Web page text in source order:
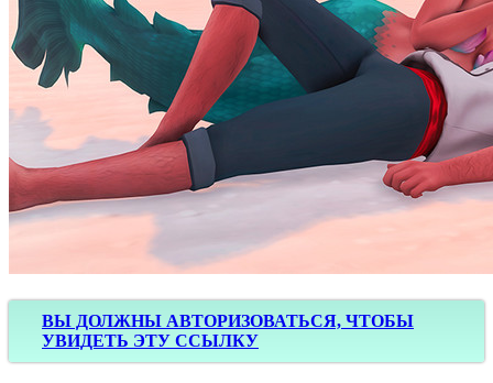
ВЫ ДОЛЖНЫ АВТОРИЗОВАТЬСЯ, ЧТОБЫ
УВИДЕТЬ ЭТУ ССЫЛКУ